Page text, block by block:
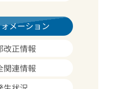
メーション
改正情報
関連情報